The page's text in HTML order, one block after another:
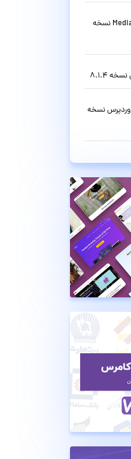
افزونه پاکسازی رسانه وردپرس Media Cleaner Pro نسخه
افزونه افزایش سرعت وبسایت Perfmatters وردپرس نسخه